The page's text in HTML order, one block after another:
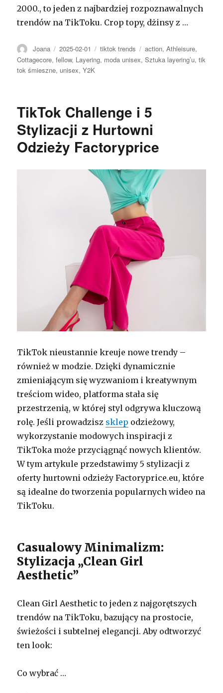
2000., to jeden z najbardziej rozpoznawalnych
trendów na TikToku. Crop topy, dżinsy z …
Autor
Joana Opublikowano
2025-02-01 Kategorie
tiktok trends Tagi
action,Athleisure,
Cottagecore,fellow, Layering, moda unisex,Sztuka layering’u,tik
tok śmieszne, unisex,Y2K
TikTok Challenge i 5
Stylizacji z Hurtowni
Odzieży Factoryprice
TikTok nieustannie kreuje nowe trendy –
również w modzie. Dzięki dynamicznie
zmieniającym się wyzwaniom i kreatywnym
treściom wideo, platforma stała się
przestrzenią, w której styl odgrywa kluczową
rolę. Jeśli prowadzisz sklep odzieżowy,
wykorzystanie modowych inspiracji z
TikToka może przyciągnąć nowych klientów.
W tym artykule przedstawimy 5 stylizacji z
oferty hurtowni odzieży Factoryprice.eu, które
są idealne do tworzenia popularnych wideo na
TikToku.
Casualowy Minimalizm:
Stylizacja „Clean Girl
Aesthetic”
Clean Girl Aesthetic to jeden z najgorętszych
trendów na TikToku, bazujący na prostocie,
świeżości i subtelnej elegancji. Aby odtworzyć
ten look:
Co wybrać …